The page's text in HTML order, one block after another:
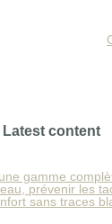
Latest content
gamme
prévenir les
sans traces